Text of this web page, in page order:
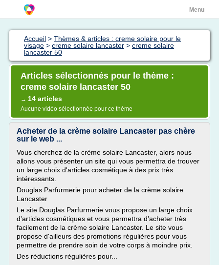
Menu
Accueil > Thèmes & articles : creme solaire pour le
visage > creme solaire lancaster > creme solaire
lancaster 50
Articles sélectionnés pour le thème :
creme solaire lancaster 50
→ 14 articles
Aucune vidéo sélectionnée pour ce thème
Acheter de la crème solaire Lancaster pas chère
sur le web ...
Vous cherchez de la crème solaire Lancaster, alors nous
allons vous présenter un site qui vous permettra de trouver
un large choix d'articles cosmétique à des prix très
intéressants.
Douglas Parfurmerie pour acheter de la crème solaire
Lancaster
Le site Douglas Parfurmerie vous propose un large choix
d'articles cosmétiques et vous permettra d'acheter très
facilement de la crème solaire Lancaster. Le site vous
propose d'ailleurs des promotions régulières pour vous
permettre de prendre soin de votre corps à moindre prix.
Des réductions régulières pour...